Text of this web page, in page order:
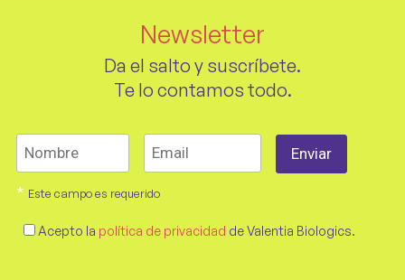
Newsletter
Da el salto y suscríbete.
Te lo contamos todo.
* Este campo es requerido
Acepto la política de privacidad de Valentia Biologics.